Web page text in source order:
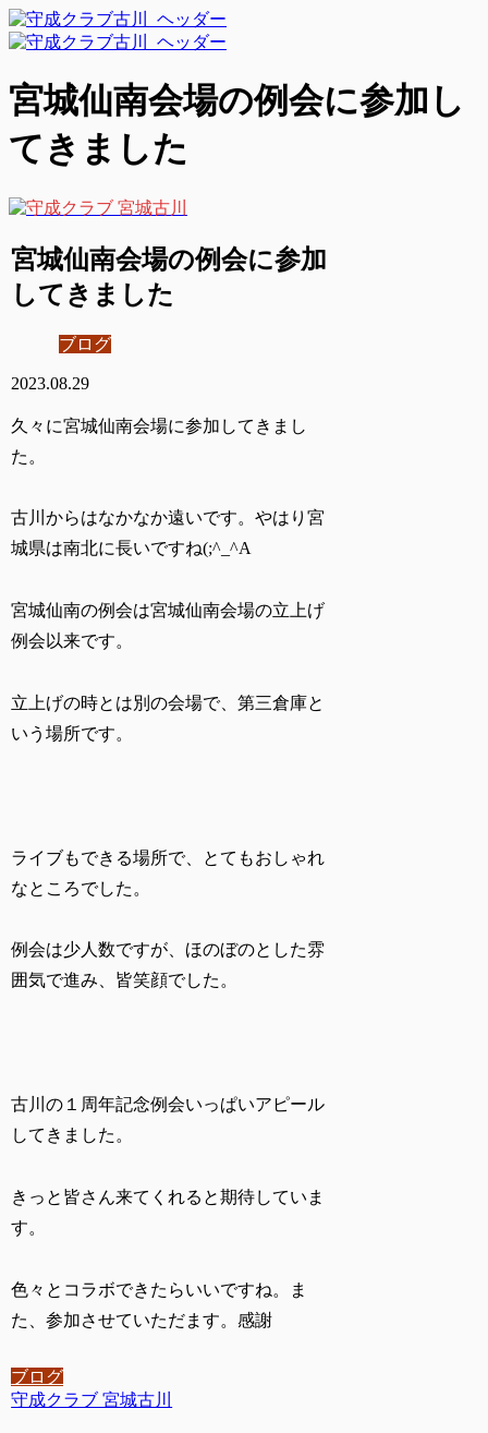
宮城仙南会場の例会に参加し
てきました
宮城仙南会場の例会に参加
してきました
ブログ
2023.08.29
久々に宮城仙南会場に参加してきまし
た。
古川からはなかなか遠いです。やはり宮
城県は南北に長いですね(;^_^A
宮城仙南の例会は宮城仙南会場の立上げ
例会以来です。
立上げの時とは別の会場で、第三倉庫と
いう場所です。
ライブもできる場所で、とてもおしゃれ
なところでした。
例会は少人数ですが、ほのぼのとした雰
囲気で進み、皆笑顔でした。
古川の１周年記念例会いっぱいアピール
してきました。
きっと皆さん来てくれると期待していま
す。
色々とコラボできたらいいですね。ま
た、参加させていただます。感謝
ブログ
守成クラブ 宮城古川